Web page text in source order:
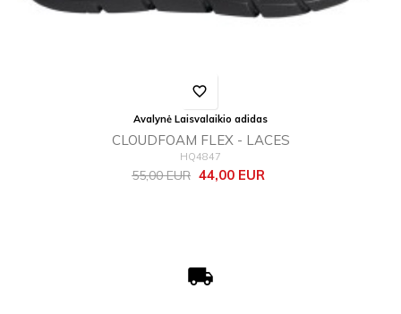
favorite_border
Avalynė Laisvalaikio adidas
CLOUDFOAM FLEX - LACES
HQ4847
Bazinė
55,00 EUR Kaina
44,00 EUR
local_shipping